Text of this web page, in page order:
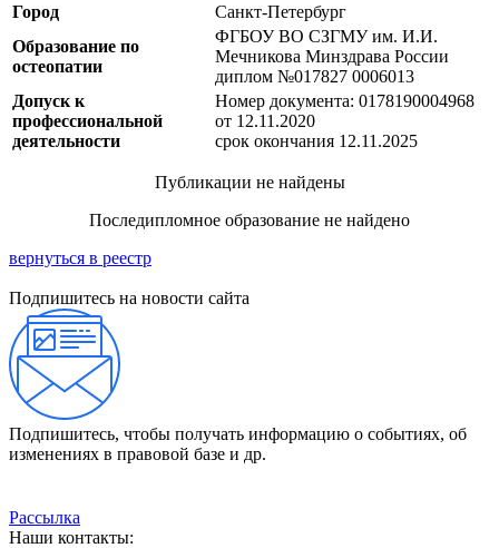
Город
Санкт-Петербург
Образование по
остеопатии
ФГБОУ ВО СЗГМУ им. И.И.
Мечникова Минздрава России
диплом №017827 0006013
Допуск к
профессиональной
деятельности
Номер документа: 0178190004968
от 12.11.2020
срок окончания 12.11.2025
Публикации не найдены
Последипломное образование не найдено
вернуться в реестр
Подпишитесь на новости сайта
Подпишитесь, чтобы получать информацию о событиях, об
изменениях в правовой базе и др.
Рассылка
Наши контакты: